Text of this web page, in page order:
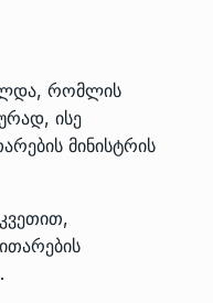
რომლის
ისე
მინისტრის
სტარტაპერებს…
15/05/2022
ახლად
ოზურგეთის…